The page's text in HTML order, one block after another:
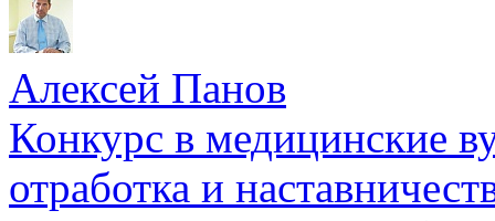
Алексей Панов
Конкурс в медицинские
отработка и